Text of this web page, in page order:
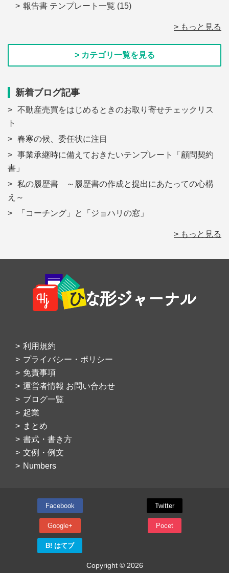
報告書 テンプレート一覧 (15)
> もっと見る
> カテゴリ一覧を見る
新着ブログ記事
不動産売買をはじめるときのお取り寄せチェックリス
ト
春寒の候、委任状に注目
事業承継時に備えておきたいテンプレート「顧問契約
書」
私の履歴書 ～履歴書の作成と提出にあたっての心構
え～
「コーチング」と「ジョハリの窓」
> もっと見る
Footer
利用規約
プライバシー・ポリシー
免責事項
運営者情報 お問い合わせ
ブログ一覧
起業
まとめ
書式・書き方
文例・例文
Numbers
Facebook Twitter
Google+ Pocet
B! はてブ
Copyright © 2026